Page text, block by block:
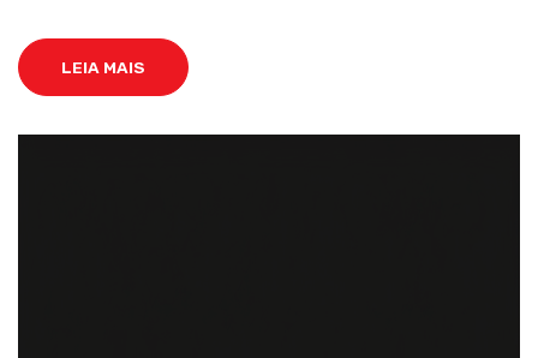
LEIA MAIS